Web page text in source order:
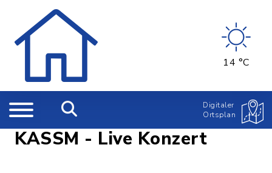
14 °C
Digitaler
Ortsplan
KASSM - Live Konzert